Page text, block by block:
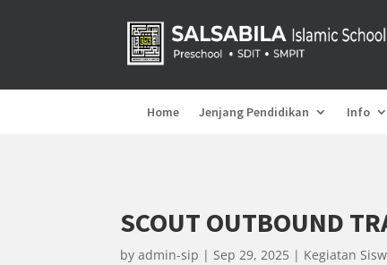
Home Jenjang Pendidikan Info
SCOUT OUTBOUND
byadmin-sip Sep 29, 2025 Kegiatan